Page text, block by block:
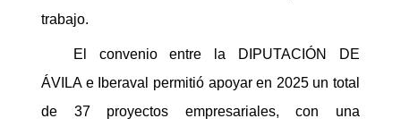
trabajo.
El convenio entre la DIPUTACIÓN DE
ÁVILA e Iberaval permitió apoyar en 2025 un total
de 37 proyectos empresariales, con una